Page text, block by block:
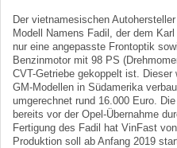
Der vietnamesischen
Modell Namens Fadil, der dem
nur eine angepasste Frontoptik
Benzinmotor mit 98 PS
CVT-Getriebe gekoppelt ist.
GM-Modellen in Südamerika
umgerechnet rund 16.000 Euro.
bereits vor der Opel-Übernahme
Fertigung des Fadil hat VinFast
Produktion soll ab Anfang 2019